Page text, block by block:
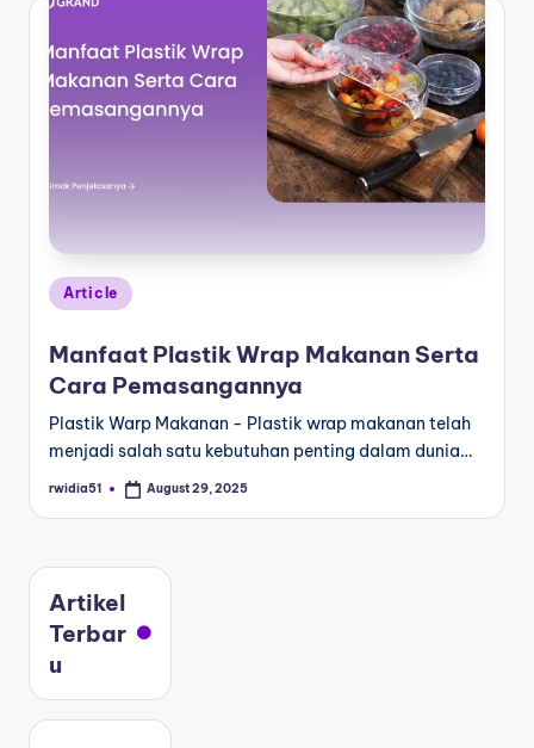
Article
Manfaat Plastik Wrap Makanan Serta
Cara Pemasangannya
Plastik Warp Makanan - Plastik wrap makanan telah
menjadi salah satu kebutuhan penting dalam dunia…
rwidia51 August 29, 2025
Artikel
Terbar
u